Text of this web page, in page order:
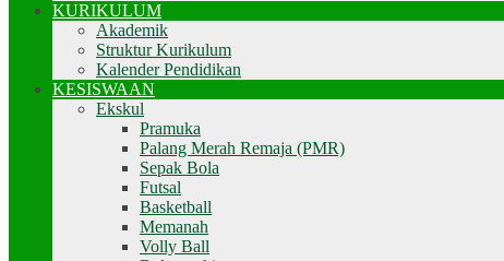
KURIKULUM
Akademik
Struktur Kurikulum
Kalender Pendidikan
KESISWAAN
Ekskul
Pramuka
Palang Merah Remaja (PMR)
Sepak Bola
Futsal
Basketball
Memanah
Volly Ball